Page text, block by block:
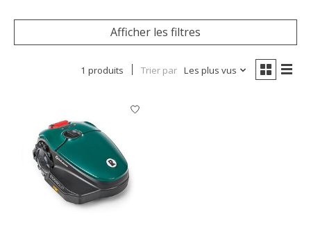
Afficher les filtres
1 produits Trier par Les plus vus